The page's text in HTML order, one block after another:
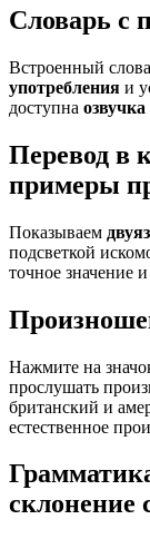
Словарь с
Встроенный
употребления и
доступна
Перевод в
примеры
Показываем
подсветкой
точное значение
Нажмите на
прослушать
британский и
естественное
склонение